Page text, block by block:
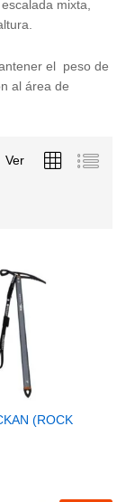
mixta,
el peso de
al área de
Ver
(ROCK